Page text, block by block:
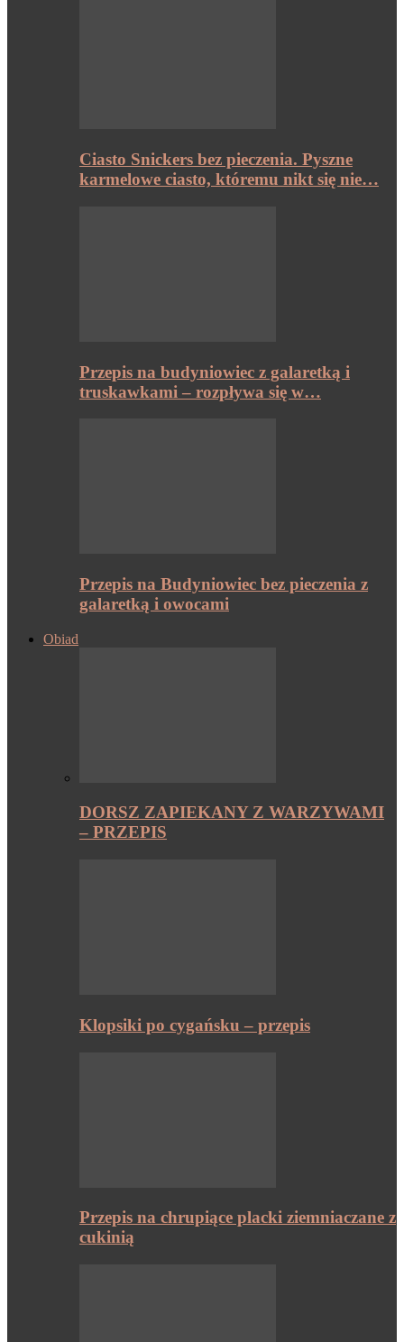
Ciasto Snickers bez pieczenia. Pyszne
karmelowe ciasto, któremu nikt się nie…
Przepis na budyniowiec z galaretką i
truskawkami – rozpływa się w…
Przepis na Budyniowiec bez pieczenia z
galaretką i owocami
Obiad
DORSZ ZAPIEKANY Z WARZYWAMI
– PRZEPIS
Klopsiki po cygańsku – przepis
Przepis na chrupiące placki ziemniaczane z
cukinią